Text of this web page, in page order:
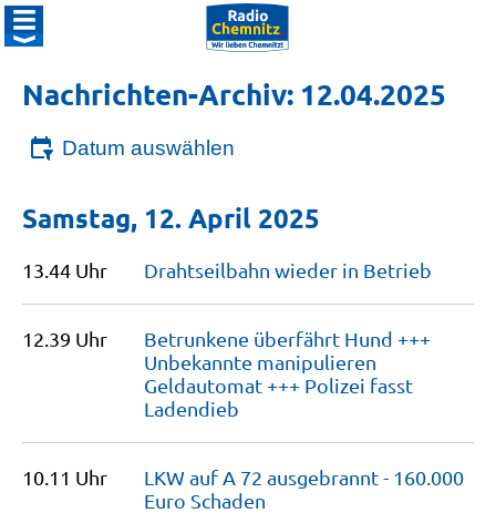
Nachrichten-Archiv: 12.04.2025
Datum auswählen
Samstag, 12. April 2025
13.44 Uhr Drahtseilbahn wieder in Betrieb
12.39 Uhr
Betrunkene überfährt Hund +++
Unbekannte manipulieren
Geldautomat +++ Polizei fasst
Ladendieb
10.11 Uhr
LKW auf A 72 ausgebrannt - 160.000
Euro Schaden